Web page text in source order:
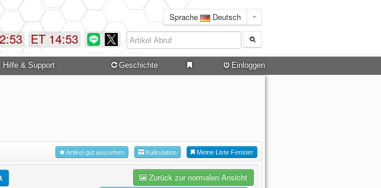
Sprache Deutsch
ET 14:53
Hilfe & Support Geschichte Einloggen
Meine Liste Fenster
Kalkulation
Artikel gut aussehen
Zurück zur normalen Ansicht